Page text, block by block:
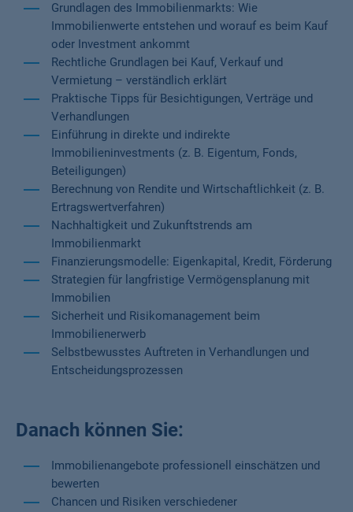
Grundlagen des Immobilienmarkts: Wie
Immobilienwerte entstehen und worauf es beim Kauf
oder Investment ankommt
Rechtliche Grundlagen bei Kauf, Verkauf und
Vermietung – verständlich erklärt
Praktische Tipps für Besichtigungen, Verträge und
Verhandlungen
Einführung in direkte und indirekte
Immobilieninvestments (z. B. Eigentum, Fonds,
Beteiligungen)
Berechnung von Rendite und Wirtschaftlichkeit (z. B.
Ertragswertverfahren)
Nachhaltigkeit und Zukunftstrends am
Immobilienmarkt
Finanzierungsmodelle: Eigenkapital, Kredit, Förderung
Strategien für langfristige Vermögensplanung mit
Immobilien
Sicherheit und Risikomanagement beim
Immobilienerwerb
Selbstbewusstes Auftreten in Verhandlungen und
Entscheidungsprozessen
Danach können Sie:
Immobilienangebote professionell einschätzen und
bewerten
Chancen und Risiken verschiedener